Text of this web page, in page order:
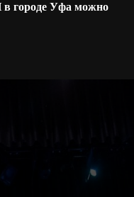
городе Уфа можно